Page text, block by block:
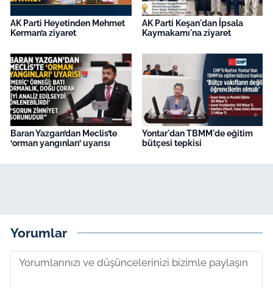
AK Parti Heyetinden Mehmet
Kerman’a ziyaret
AK Parti Keşan'dan İpsala
Kaymakamı'na ziyaret
Baran Yazgan’dan Meclis’te
‘orman yangınları’ uyarısı
Yontar'dan TBMM'de eğitim
bütçesi tepkisi
Yorumlar